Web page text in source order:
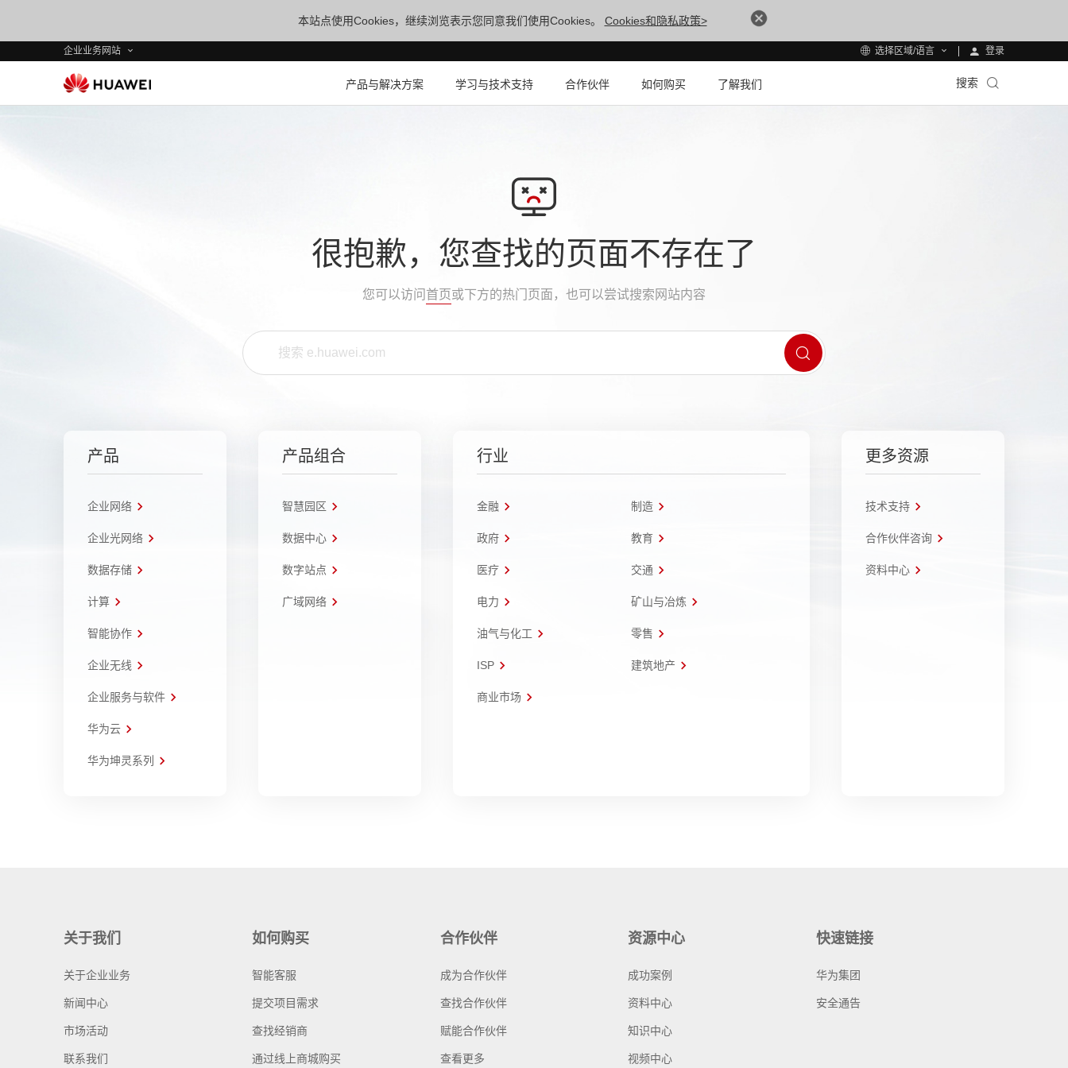
本站点使用Cookies，继续浏览表示您同意我们使用Cookies。 Cookies和隐私政策>
企业业务网站 选择区域/语言 登录
产品与解决方案 学习与技术支持 合作伙伴 如何购买 了解我们 搜索
很抱歉，您查找的页面不存在了
您可以访问 首页或下方的热门页面，也可以尝试搜索网站内容
产品
企业网络
企业光网络
数据存储
计算
智能协作
企业无线
企业服务与软件
华为云
华为坤灵系列
产品组合
智慧园区
数据中心
数字站点
广域网络
行业
金融 制造
政府 教育
医疗 交通
电力 矿山与冶炼
油气与化工 零售
ISP 建筑地产
商业市场
更多资源
技术支持
合作伙伴咨询
资料中心
关于我们
关于企业业务
新闻中心
市场活动
联系我们
如何购买
智能客服
提交项目需求
查找经销商
通过线上商城购买
合作伙伴
成为合作伙伴
查找合作伙伴
赋能合作伙伴
查看更多
资源中心
成功案例
资料中心
知识中心
视频中心
快速链接
华为集团
安全通告